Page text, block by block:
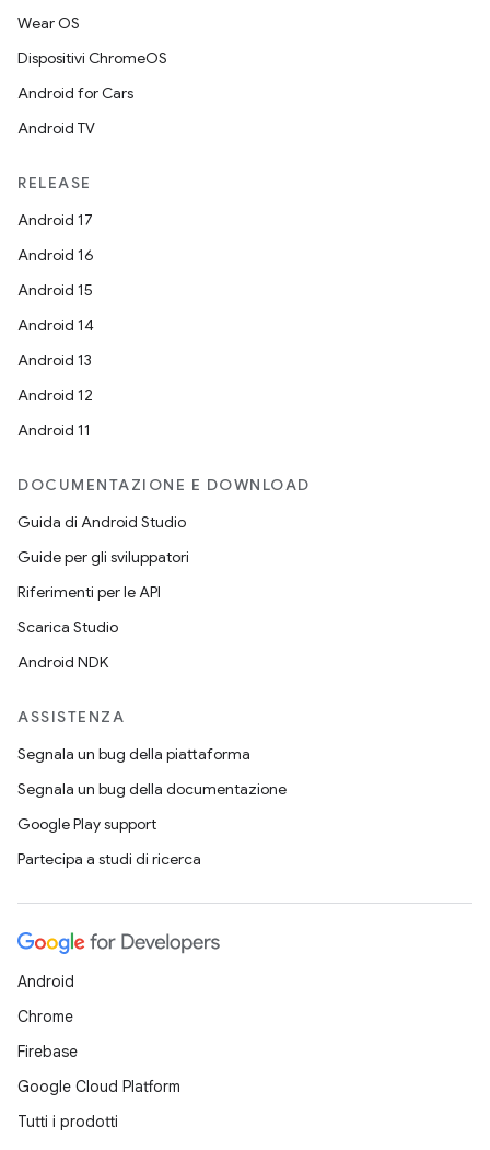
Wear OS
Dispositivi ChromeOS
Android for Cars
Android TV
RELEASE
Android 17
Android 16
Android 15
Android 14
Android 13
Android 12
Android 11
DOCUMENTAZIONE E DOWNLOAD
Guida di Android Studio
Guide per gli sviluppatori
Riferimenti per le API
Scarica Studio
Android NDK
ASSISTENZA
Segnala un bug della piattaforma
Segnala un bug della documentazione
Google Play support
Partecipa a studi di ricerca
Android
Chrome
Firebase
Google Cloud Platform
Tutti i prodotti